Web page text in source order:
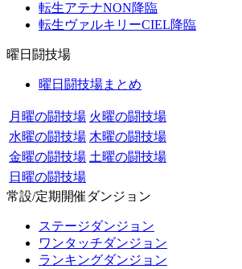
転生アテナNON降臨
転生ヴァルキリーCIEL降臨
曜日闘技場
曜日闘技場まとめ
月曜の闘技場 火曜の闘技場
水曜の闘技場 木曜の闘技場
金曜の闘技場 土曜の闘技場
日曜の闘技場
常設/定期開催ダンジョン
ステージダンジョン
ワンタッチダンジョン
ランキングダンジョン